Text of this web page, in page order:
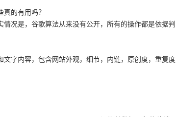
的有用吗？
况是，谷歌算法从来没有公开，所有的操作都是依据
字内容，包含网站外观，细节，内链，原创度，重复度